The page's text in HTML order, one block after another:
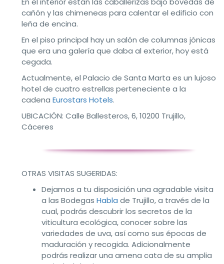
cañón y las chimeneas para calentar el edificio con
leña de encina.
En el piso principal hay un salón de columnas jónicas
que era una galería que daba al exterior, hoy está
cegada.
Actualmente, el Palacio de Santa Marta es un lujoso
hotel de cuatro estrellas perteneciente a la
cadena Eurostars Hotels.
UBICACIÓN: Calle Ballesteros, 6, 10200 Trujillo,
Cáceres
OTRAS VISITAS SUGERIDAS:
Dejamos a tu disposición una agradable visita
a las Bodegas Habla de Trujillo, a través de la
cual, podrás descubrir los secretos de la
viticultura ecológica, conocer sobre las
variedades de uva, así como sus épocas de
maduración y recogida. Adicionalmente
podrás realizar una amena cata de su amplia